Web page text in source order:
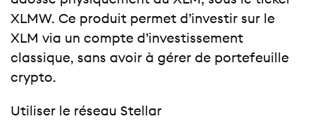
XLMW. Ce produit permet d’investir sur le
XLM via un compte d’investissement
classique, sans avoir à gérer de portefeuille
crypto.
Utiliser le réseau Stellar